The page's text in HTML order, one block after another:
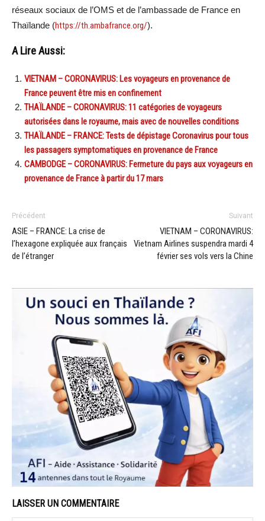
réseaux sociaux de l’OMS et de l’ambassade de France en
Thaïlande (https://th.ambafrance.org/).
A Lire Aussi:
VIETNAM – CORONAVIRUS: Les voyageurs en provenance de
France peuvent être mis en confinement
THAÏLANDE – CORONAVIRUS: 11 catégories de voyageurs
autorisées dans le royaume, mais avec de nouvelles conditions
THAÏLANDE – FRANCE: Tests de dépistage Coronavirus pour tous
les passagers symptomatiques en provenance de France
CAMBODGE – CORONAVIRUS: Fermeture du pays aux voyageurs en
provenance de France à partir du 17 mars
Précédent
ASIE – FRANCE: La crise de
l’hexagone expliquée aux français
de l’étranger
Suivant
VIETNAM – CORONAVIRUS:
Vietnam Airlines suspendra mardi 4
février ses vols vers la Chine
LAISSER UN COMMENTAIRE